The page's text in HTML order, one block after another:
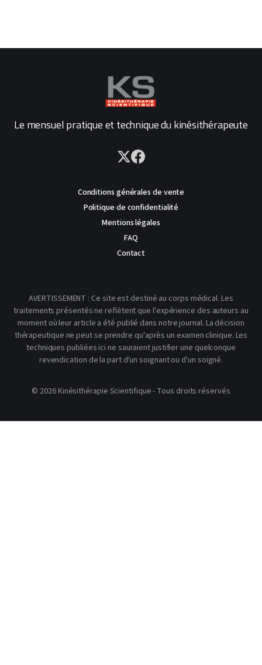
Le mensuel pratique et technique du kinésithérapeute
Conditions générales de vente
Politique de confidentialité
Mentions légales
FAQ
Contact
AVERTISSEMENT : Ce site est destiné au corps médical. Les
traitements présentés ne reflètent que l'expérience des auteurs au
moment où leur article a été publié dans notre journal. La décision
thérapeutique ne peut se prendre qu'après un examen clinique. Les
techniques publiées ici ne sauraient justifier une quelconque
revendication de la part d'un soignant ou d'un soigné.
© 2026 Kinésithérapie Scientifique - Tous droits réservés